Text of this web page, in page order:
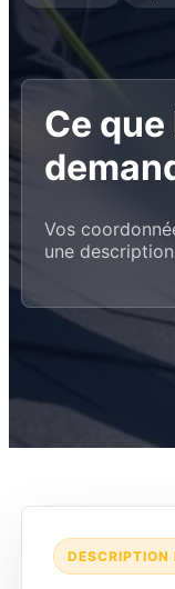
Ce
Vos
une
DESCRIPTION